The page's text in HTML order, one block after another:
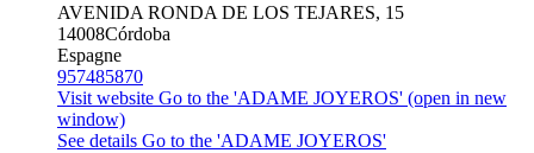
AVENIDA RONDA DE LOS TEJARES, 15
14008Córdoba
Espagne
957485870
Visit website Go to the 'ADAME JOYEROS' (open in new
window)
See details Go to the 'ADAME JOYEROS'